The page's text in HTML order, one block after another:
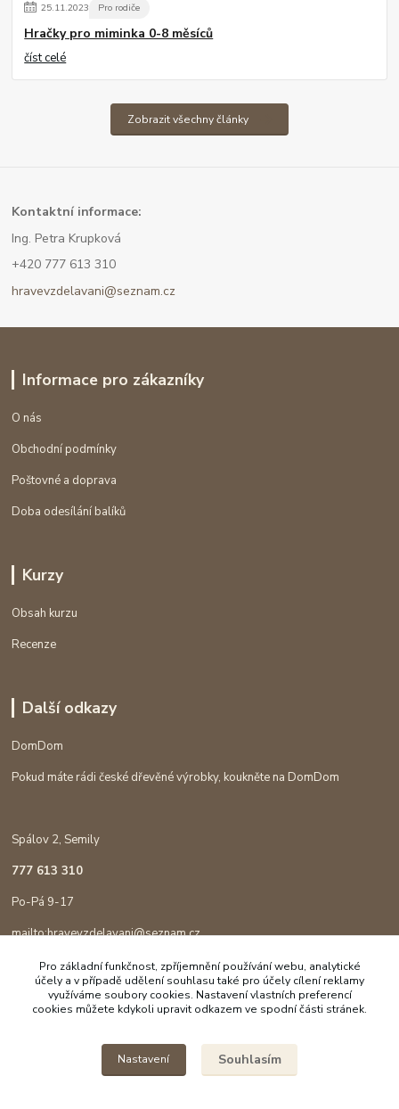
25.11.2023 Pro rodiče
Hračky pro miminka 0-8 měsíců
číst celé
Zobrazit všechny články
Kontaktní informace:
Ing. Petra Krupková
+420 777 613 310
hravevzdelavani@seznam.cz
Informace pro zákazníky
O nás
Obchodní podmínky
Poštovné a doprava
Doba odesílání balíků
Kurzy
Obsah kurzu
Recenze
Další odkazy
DomDom
Pokud máte rádi české dřevěné výrobky, koukněte na DomDom
Spálov 2, Semily
777 613 310
Po-Pá 9-17
mailto:hravevzdelavani@seznam.cz
Pro základní funkčnost, zpříjemnění používání webu, analytické
účely a v případě udělení souhlasu také pro účely cílení reklamy
využíváme soubory cookies. Nastavení vlastních preferencí
cookies můžete kdykoli upravit odkazem ve spodní části stránek.
Nastavení Souhlasím